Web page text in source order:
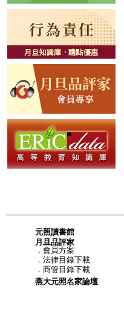
元照讀書館
月旦品評家
． 會員方案
． 法律目錄下載
． 商管目錄下載
燕大元照名家論壇